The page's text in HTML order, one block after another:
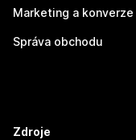
Marketing a konverze
Správa obchodu
Zdroje